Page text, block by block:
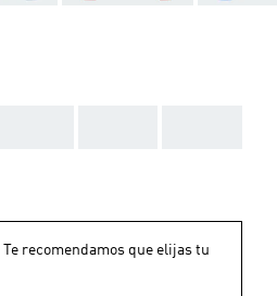
Te recomendamos que elijas tu